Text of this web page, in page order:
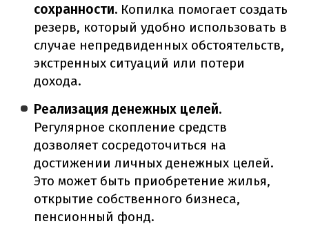
сохранности. Копилка помогает создать
резерв, который удобно использовать в
случае непредвиденных обстоятельств,
экстренных ситуаций или потери
дохода.
Реализация денежных целей.
Регулярное скопление средств
дозволяет сосредоточиться на
достижении личных денежных целей.
Это может быть приобретение жилья,
открытие собственного бизнеса,
пенсионный фонд.